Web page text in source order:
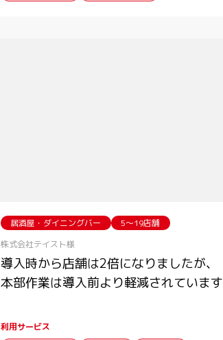
居酒屋・ダイニングバー
5〜19店舗
株式会社テイスト様
導入時から店舗は2倍になりましたが、
本部作業は導入前より軽減されています
利用サービス